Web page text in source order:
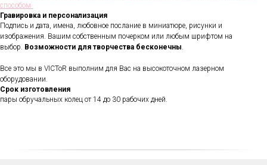
способом
Гравировка и персонализация
Подпись и дата, имена, любовное послание в миниатюре, рисунки и
изображения. Вашим собственным почерком или любым шрифтом на
выбор. Возможности для творчества бесконечны.
Все это мы в VICToR выполним для Вас на высокоточном лазерном
оборудовании.
Срок изготовления
пары обручальных колец от 14 до 30 рабочих дней.
В течении всего срока службы
обручальных колец, мы будем
Проверка закрепки камней,
Все это всегда доступно для